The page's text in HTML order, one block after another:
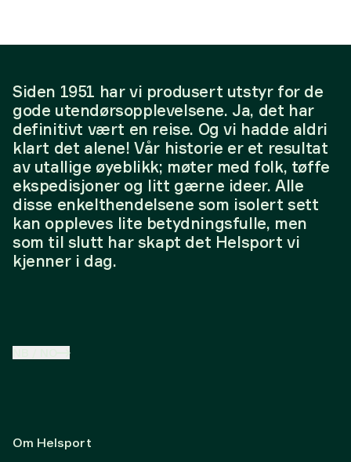
Siden 1951 har vi produsert utstyr for de
gode utendørsopplevelsene. Ja, det har
definitivt vært en reise. Og vi hadde aldri
klart det alene! Vår historie er et resultat
av utallige øyeblikk; møter med folk, tøffe
ekspedisjoner og litt gærne ideer. Alle
disse enkelthendelsene som isolert sett
kan oppleves lite betydningsfulle, men
som til slutt har skapt det Helsport vi
kjenner i dag.
Om Helsport